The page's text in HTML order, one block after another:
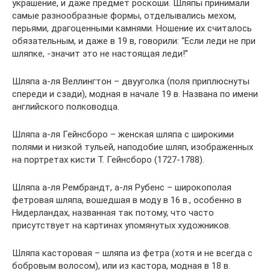
украшение, и даже предмет роскоши. Шляпы принимали
самые разнообразные формы, отделывались мехом,
перьями, драгоценными камнями. Ношение их считалось
обязательным, и даже в 19 в, говорили: “Если леди не при
шляпке, -значит это не настоящая леди!”
Шляпа а-ля Веллингтон – двууголка (поля приплюснуты
спереди и сзади), модная в начале 19 в. Названа по имени
английского полководца.
Шляпа а-ля Гейнсборо – женская шляпа с широкими
полями и низкой тульей, наподобие шляп, изображенных
на портретах кисти Т. Гейнсборо (1727-1788).
Шляпа а-ля Рембрандт, а-ля Рубенс – широкополая
фетровая шляпа, вошедшая в моду в 16 в., особенно в
Нидерландах, названная так потому, что часто
присутствует на картинах упомянутых художников.
Шляпа касторовая – шляпа из фетра (хотя и не всегда с
бобровым волосом), или из кастора, модная в 18 в.